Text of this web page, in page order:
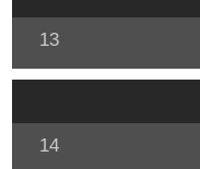
13
14